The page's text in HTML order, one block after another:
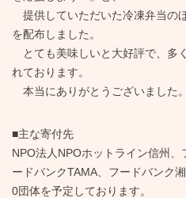
提供していただいた冷凍弁当の
を配布しました。
とても美味しいと大好評で、多
れております。
本当にありがとうございました。
■主な寄付先
NPO法人NPOホットライン信州
ードバンクTAMA、フードバンク
0団体を予定しております。